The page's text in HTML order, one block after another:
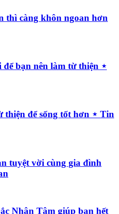
thì càng khôn ngoan hơn
bạn nên làm từ thiện ⋆
thiện để sống tốt hơn ⋆ Tin
tuyệt vời cùng gia đình
Nhân Tâm giúp bạn hết